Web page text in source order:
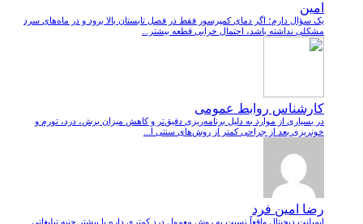
امین
یک سؤال دارم؛ اگر دمای کمپرسور فقط در فصل تابستان بالا برود و در ماه‌های سرد
مشکلی نداشته باشد، احتمال خرابی قطعه بیشتر...
کارشناس روابط عمومی
در بسیاری از موارد به دلیل برنامه‌ریزی دقیق‌تر و کاهش میزان برش، درد، تورم و
خونریزی بعد از جراحی کمتر از روش‌های سنتی ا...
رضا امین فرد
ایمپلنت دیجیتال واقعاً نسبت به روش معمول درد کمتری داره یا بیشتر جنبه تبلیغاتی